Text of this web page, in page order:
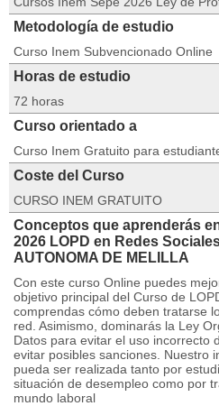
Metodología de estudio
Curso Inem Subvencionado Online
Horas de estudio
72 horas
Curso orientado a
Curso Inem Gratuito para
Coste del Curso
CURSO INEM GRATUITO
Conceptos que aprenderás
2026 LOPD en Redes
AUTONOMA DE MELILLA
Con este curso Online puedes
objetivo principal del Curso de
comprendas cómo deben tratarse
red. Asimismo, dominarás la Ley
Datos para evitar el uso incorrecto
evitar posibles sanciones. Nuestro
pueda ser realizada tanto por
situación de desempleo como por
mundo laboral